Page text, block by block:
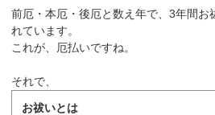
前厄・本厄・後厄と数え年で、3年間お
れています。
これが、厄払いですね。
それで、
お祓いとは